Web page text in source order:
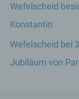
Wefelscheid
Konstantin
Wefelscheid bei
Jubiläum von